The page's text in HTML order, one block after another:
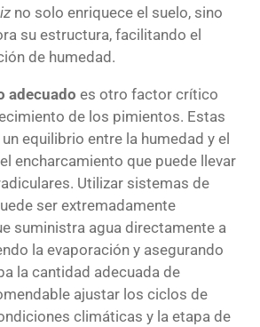
no solo enriquece el suelo, sino
su estructura, facilitando el
de humedad.
adecuado es otro factor crítico
de los pimientos. Estas
equilibrio entre la humedad y el
encharcamiento que puede llevar
Utilizar sistemas de
ser extremadamente
suministra agua directamente a
la evaporación y asegurando
la cantidad adecuada de
ajustar los ciclos de
climáticas y la etapa de